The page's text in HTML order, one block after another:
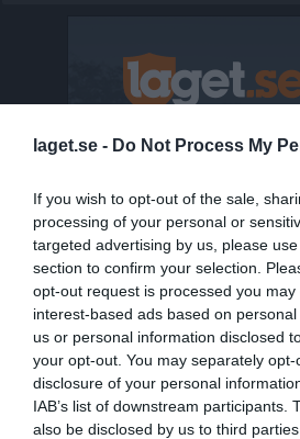
laget.se - Do Not Process My
If you wish to opt-out of the sale,
processing of your personal or
targeted advertising by us, please
section to confirm your selection.
opt-out request is processed you may
interest-based ads based on
us or personal information disclosed
your opt-out. You may separately
disclosure of your personal
IAB’s list of downstream participants.
also be disclosed by us to third
Senast uppladdade video